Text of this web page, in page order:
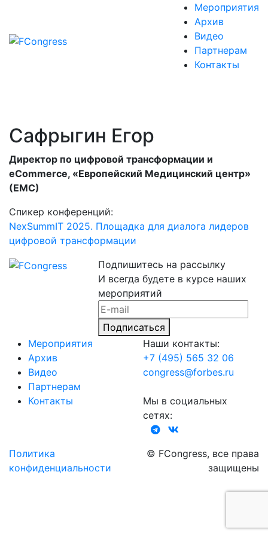
Мероприятия
Архив
Видео
Партнерам
Контакты
Сафрыгин Егор
Директор по цифровой трансформации и
eCommerce, «Европейский Медицинский центр»
(ЕМС)
Спикер конференций:
NexSummIT 2025. Площадка для диалога лидеров
цифровой трансформации
Мероприятия
Архив
Видео
Партнерам
Контакты
Подпишитесь на рассылку
И всегда будете в курсе наших
мероприятий
Подписаться
Наши контакты:
+7 (495) 565 32 06
congress@forbes.ru
Мы в социальных
сетях:
Политика
конфиденциальности
© FCongress, все права
защищены